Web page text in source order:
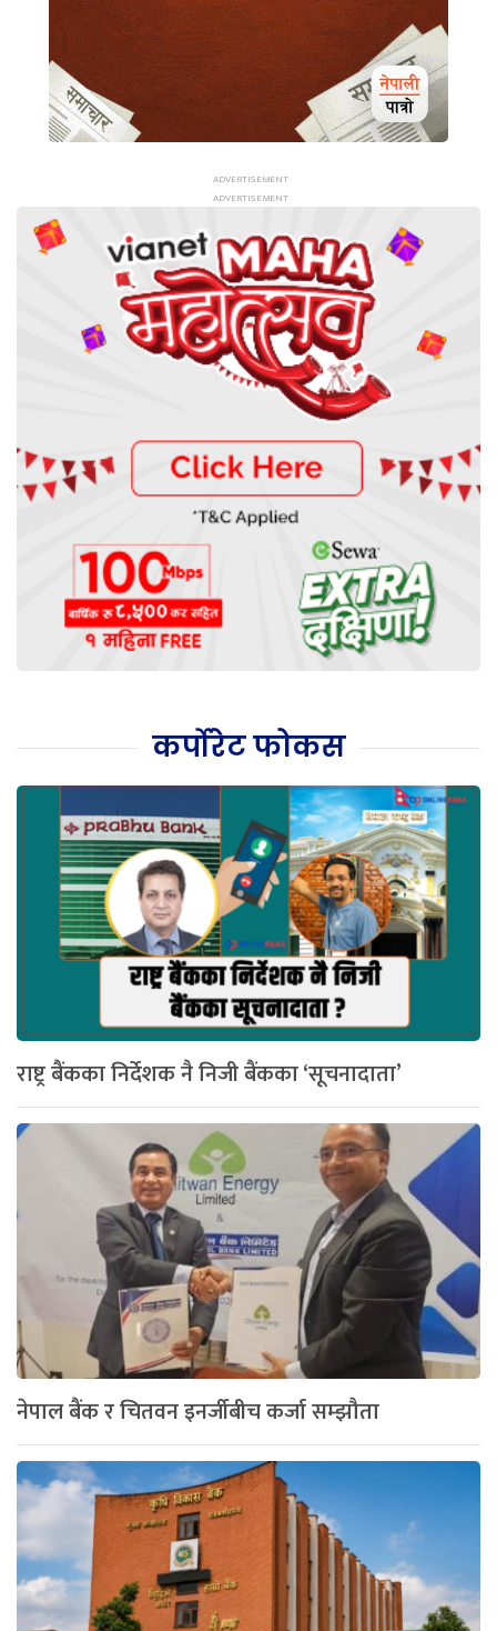
कर्पोरेट फोकस
राष्ट्र बैंकका निर्देशक नै निजी बैंकका ‘सूचनादाता’
नेपाल बैंक र चितवन इनर्जीबीच कर्जा सम्झौता